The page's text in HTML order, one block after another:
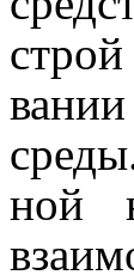
ной